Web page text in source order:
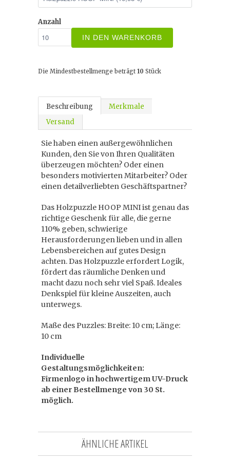
Anzahl
IN DEN WARENKORB
Die Mindestbestellmenge beträgt 10 Stück
Beschreibung
Merkmale
Versand
Sie haben einen außergewöhnlichen
Kunden, den Sie von Ihren Qualitäten
überzeugen möchten? Oder einen
besonders motivierten Mitarbeiter? Oder
einen detailverliebten Geschäftspartner?
Das Holzpuzzle HOOP MINI ist genau das
richtige Geschenk für alle, die gerne
110% geben, schwierige
Herausforderungen lieben und in allen
Lebensbereichen auf gutes Design
achten. Das Holzpuzzle erfordert Logik,
fördert das räumliche Denken und
macht dazu noch sehr viel Spaß. Ideales
Denkspiel für kleine Auszeiten, auch
unterwegs.
Maße des Puzzles: Breite: 10 cm; Länge:
10 cm
Individuelle
Gestaltungsmöglichkeiten:
Firmenlogo in hochwertigem UV-Druck
ab einer Bestellmenge von 30 St.
möglich.
ÄHNLICHE ARTIKEL